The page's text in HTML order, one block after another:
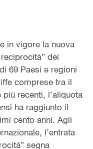
in vigore la nuova
del
69 Paesi e regioni
comprese tra il
recenti, l’aliquota
ha raggiunto il
cento anni. Agli
l’entrata
segna